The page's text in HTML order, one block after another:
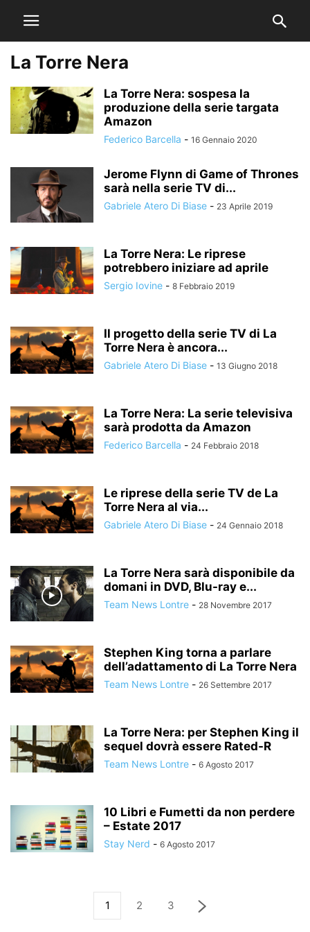
La Torre Nera
La Torre Nera: sospesa la
produzione della serie targata
Amazon
Federico Barcella - 16 Gennaio 2020
Jerome Flynn di Game of Thrones
sarà nella serie TV di...
Gabriele Atero Di Biase - 23 Aprile 2019
La Torre Nera: Le riprese
potrebbero iniziare ad aprile
Sergio Iovine - 8 Febbraio 2019
Il progetto della serie TV di La
Torre Nera è ancora...
Gabriele Atero Di Biase - 13 Giugno 2018
La Torre Nera: La serie televisiva
sarà prodotta da Amazon
Federico Barcella - 24 Febbraio 2018
Le riprese della serie TV de La
Torre Nera al via...
Gabriele Atero Di Biase - 24 Gennaio 2018
La Torre Nera sarà disponibile da
domani in DVD, Blu-ray e...
Team News Lontre - 28 Novembre 2017
Stephen King torna a parlare
dell’adattamento di La Torre Nera
Team News Lontre - 26 Settembre 2017
La Torre Nera: per Stephen King il
sequel dovrà essere Rated-R
Team News Lontre - 6 Agosto 2017
10 Libri e Fumetti da non perdere
– Estate 2017
Stay Nerd - 6 Agosto 2017
1 2 3